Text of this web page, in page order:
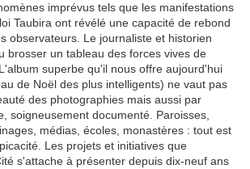
imprévus tels que les manifestations
Taubira ont révélé une capacité de rebond
observateurs. Le journaliste et historien
brosser un tableau des forces vives de
superbe qu'il nous offre aujourd'hui
de Noël des plus intelligents) ne vaut pas
des photographies mais aussi par
soigneusement documenté. Paroisses,
médias, écoles, monastères : tout est
Les projets et initiatives que
s'attache à présenter depuis dix-neuf ans